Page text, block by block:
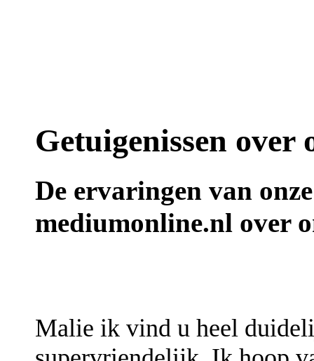
Getuigenissen
De ervaringen van
mediumonline.nl over
Malie ik vind u heel